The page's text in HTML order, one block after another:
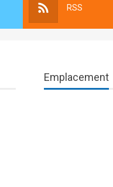
RSS
Emplacement